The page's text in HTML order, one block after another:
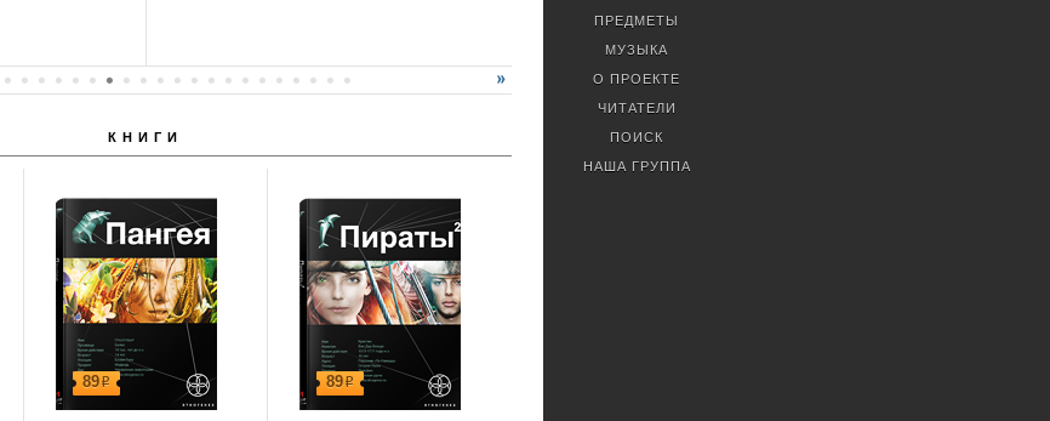
КНИГИ
89р 89р
ПРЕДМЕТЫ
МУЗЫКА
О ПРОЕКТЕ
ЧИТАТЕЛИ
ПОИСК
НАША ГРУППА